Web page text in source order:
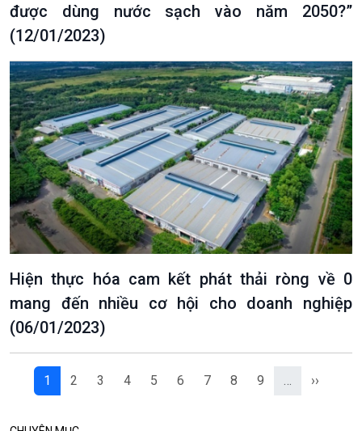
VOV1 đặc biệt
Thanh âm ký sự
Chân dung cuộc sống
Các chương trình đặc biệt
được dùng nước sạch vào năm 2050?”
(12/01/2023)
Hiện thực hóa cam kết phát thải ròng về 0
mang đến nhiều cơ hội cho doanh nghiệp
(06/01/2023)
1 2 3 4 5 6 7 8 9 … ››